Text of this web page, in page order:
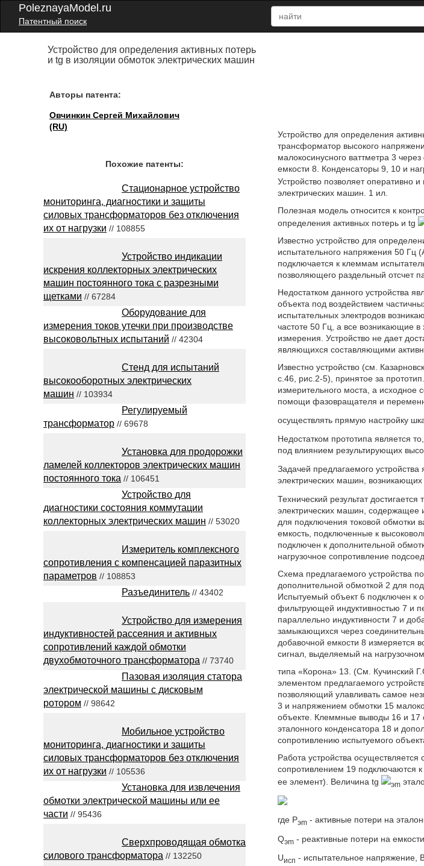
PoleznayaModel.ru
Патентный поиск
Устройство для определения активных потерь
и tg в изоляции обмоток электрических машин
Авторы патента:
Овчинкин Сергей Михайлович
(RU)
Устройство для определения
трансформатор высокого
малокосинусного ваттметра 3
емкости 8. Конденсаторы 9, 10 и
Устройство позволяет оперативно
электрических машин. 1 ил.
Полезная модель относится к
определения активных потерь и tg
Известно устройство для
испытательного напряжения 50 Гц
подключается к клеммам
позволяющего раздельный отсчет
Недостатком данного устройства
объекта под воздействием
испытательных электродов
частоте 50 Гц, а все возникающие
измерения. Устройство не дает
являющихся составляющими
Известно устройство (см.
с.46, рис.2-5), принятое за
измерительного моста, а исходное
помощи фазовращателя и
осуществлять прямую настройку
Недостатком прототипа является
под влиянием результирующих
Задачей предлагаемого
электрических машин,
Технический результат
электрических машин, содержащее
для подключения токовой обмотки
емкость, подключенные к
подключен к дополнительной
нагрузочное сопротивление
Схема предлагаемого устройства
дополнительной обмоткой 2 для
Испытуемый объект 6 подключен к
фильтрующей индуктивностью 7 и
параллельно индуктивности 7 и
замыкающихся через
добавочной емкости 8 измеряется
сигнал, выделяемый на
типа «Корона» 13. (См. Кучинский
элементом предлагаемого
позволяющий улавливать самое
3 и напряжением обмотки 15
объекте. Клеммные выводы 16 и 17
эталонного конденсатора 18 и
сопротивлению испытуемого
Работа устройства
сопротивлением 19 подключаются
ее элемент). Величина tg
эm
где Рэm - активные потери на
Qэm - реактивные потери на
Uисп - испытательное напряжение,
Похожие патенты:
Стационарное устройство
мониторинга, диагностики и защиты
силовых трансформаторов без отключения
их от нагрузки // 108855
Устройство индикации
искрения коллекторных электрических
машин постоянного тока с разрезными
щетками // 67284
Оборудование для
измерения токов утечки при производстве
высоковольтных испытаний // 42304
Стенд для испытаний
высокооборотных электрических
машин // 103934
Регулируемый
трансформатор // 69678
Установка для продорожки
ламелей коллекторов электрических машин
постоянного тока // 106451
Устройство для
диагностики состояния коммутации
коллекторных электрических машин // 53020
Измеритель комплексного
сопротивления с компенсацией паразитных
параметров // 108853
Разъединитель // 43402
Устройство для измерения
индуктивностей рассеяния и активных
сопротивлений каждой обмотки
двухобмоточного трансформатора // 73740
Пазовая изоляция статора
электрической машины с дисковым
ротором // 98642
Мобильное устройство
мониторинга, диагностики и защиты
силовых трансформаторов без отключения
их от нагрузки // 105536
Установка для извлечения
обмотки электрической машины или ее
части // 95436
Сверхпроводящая обмотка
силового трансформатора // 132250